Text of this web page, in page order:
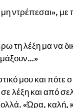
ντρέπεσαι», με
τη λέξη μα να
μου και πότε
λέξη και από
«Ώρα,